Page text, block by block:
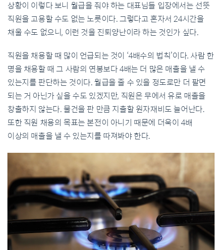
상황이 이렇다 보니 월급을 줘야 하는 대표님들 입장에서는 선뜻
직원을 고용할 수도 없는 노릇이다. 그렇다고 혼자서 24시간을
채울 수도 없으니, 이런 것을 진퇴양난이라 하는 것인가 싶다.
직원을 채용할 때 많이 언급되는 것이 ‘4배수의 법칙’이다. 사람 한
명을 채용할 때 그 사람의 연봉보다 4배는 더 많은 매출을 낼 수
있는지를 판단하는 것이다. 월급을 줄 수 있을 정도로만 더 팔면
되는 거 아닌가 싶을 수도 있겠지만, 직원은 무에서 유로 매출을
창출하지 않는다. 물건을 판 만큼 지출할 원자재비도 늘어난다.
또한 직원 채용의 목표는 본전이 아니기 때문에 더욱이 4배
이상의 매출을 낼 수 있는지를 따져봐야 한다.